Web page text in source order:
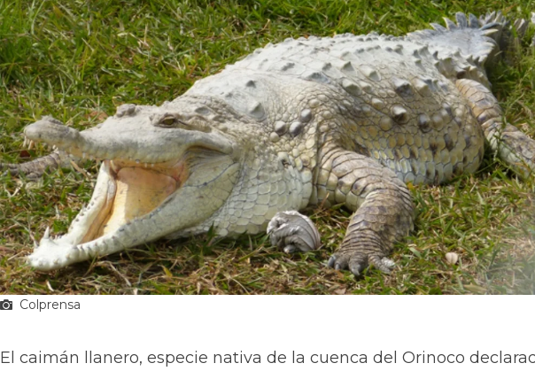
Colprensa
El caimán llanero, especie nativa de la cuenca del Orinoco